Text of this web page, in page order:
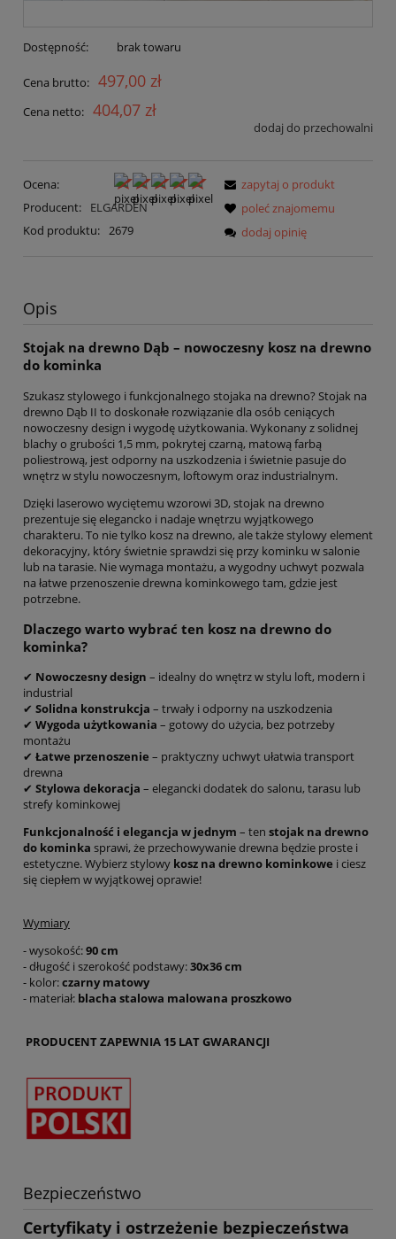
Dostępność: brak towaru
Cena brutto: 497,00 zł
Cena netto: 404,07 zł
dodaj do przechowalni
Ocena:
Producent:
ELGARDEN
Kod produktu: 2679
zapytaj o produkt
poleć znajomemu
dodaj opinię
Opis
Stojak na drewno Dąb – nowoczesny kosz na drewno
do kominka
Szukasz stylowego i funkcjonalnego stojaka na drewno? Stojak na
drewno Dąb II to doskonałe rozwiązanie dla osób ceniących
nowoczesny design i wygodę użytkowania. Wykonany z solidnej
blachy o grubości 1,5 mm, pokrytej czarną, matową farbą
poliestrową, jest odporny na uszkodzenia i świetnie pasuje do
wnętrz w stylu nowoczesnym, loftowym oraz industrialnym.
Dzięki laserowo wyciętemu wzorowi 3D, stojak na drewno
prezentuje się elegancko i nadaje wnętrzu wyjątkowego
charakteru. To nie tylko kosz na drewno, ale także stylowy element
dekoracyjny, który świetnie sprawdzi się przy kominku w salonie
lub na tarasie. Nie wymaga montażu, a wygodny uchwyt pozwala
na łatwe przenoszenie drewna kominkowego tam, gdzie jest
potrzebne.
Dlaczego warto wybrać ten kosz na drewno do
kominka?
✔ Nowoczesny design – idealny do wnętrz w stylu loft, modern i
industrial
✔ Solidna konstrukcja – trwały i odporny na uszkodzenia
✔ Wygoda użytkowania – gotowy do użycia, bez potrzeby
montażu
✔ Łatwe przenoszenie – praktyczny uchwyt ułatwia transport
drewna
✔ Stylowa dekoracja – elegancki dodatek do salonu, tarasu lub
strefy kominkowej
Funkcjonalność i elegancja w jednym – ten stojak na drewno
do kominka sprawi, że przechowywanie drewna będzie proste i
estetyczne. Wybierz stylowy kosz na drewno kominkowe i ciesz
się ciepłem w wyjątkowej oprawie!
Wymiary
- wysokość:90 cm
- długość i szerokość podstawy:30x36 cm
- kolor:czarny matowy
- materiał: blacha stalowa malowana proszkowo
PRODUCENT ZAPEWNIA 15 LAT GWARANCJI
Bezpieczeństwo
Certyfikaty i ostrzeżenie bezpieczeństwa